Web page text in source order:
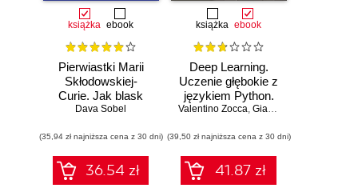
książka ebook
Pierwiastki Marii
Skłodowskiej-
Curie. Jak blask
radu oświetlił drogę
świecie nauki
Dava Sobel
(35,94 zł najniższa cena z 30 dni)
36.54 zł
książka ebook
Deep Learning.
Uczenie głębokie z
językiem Python.
Sztuczna
neuronowe
Valentino Zocca, Gianmario Spacagna
(39,50 zł najniższa cena z 30 dni)
41.87 zł